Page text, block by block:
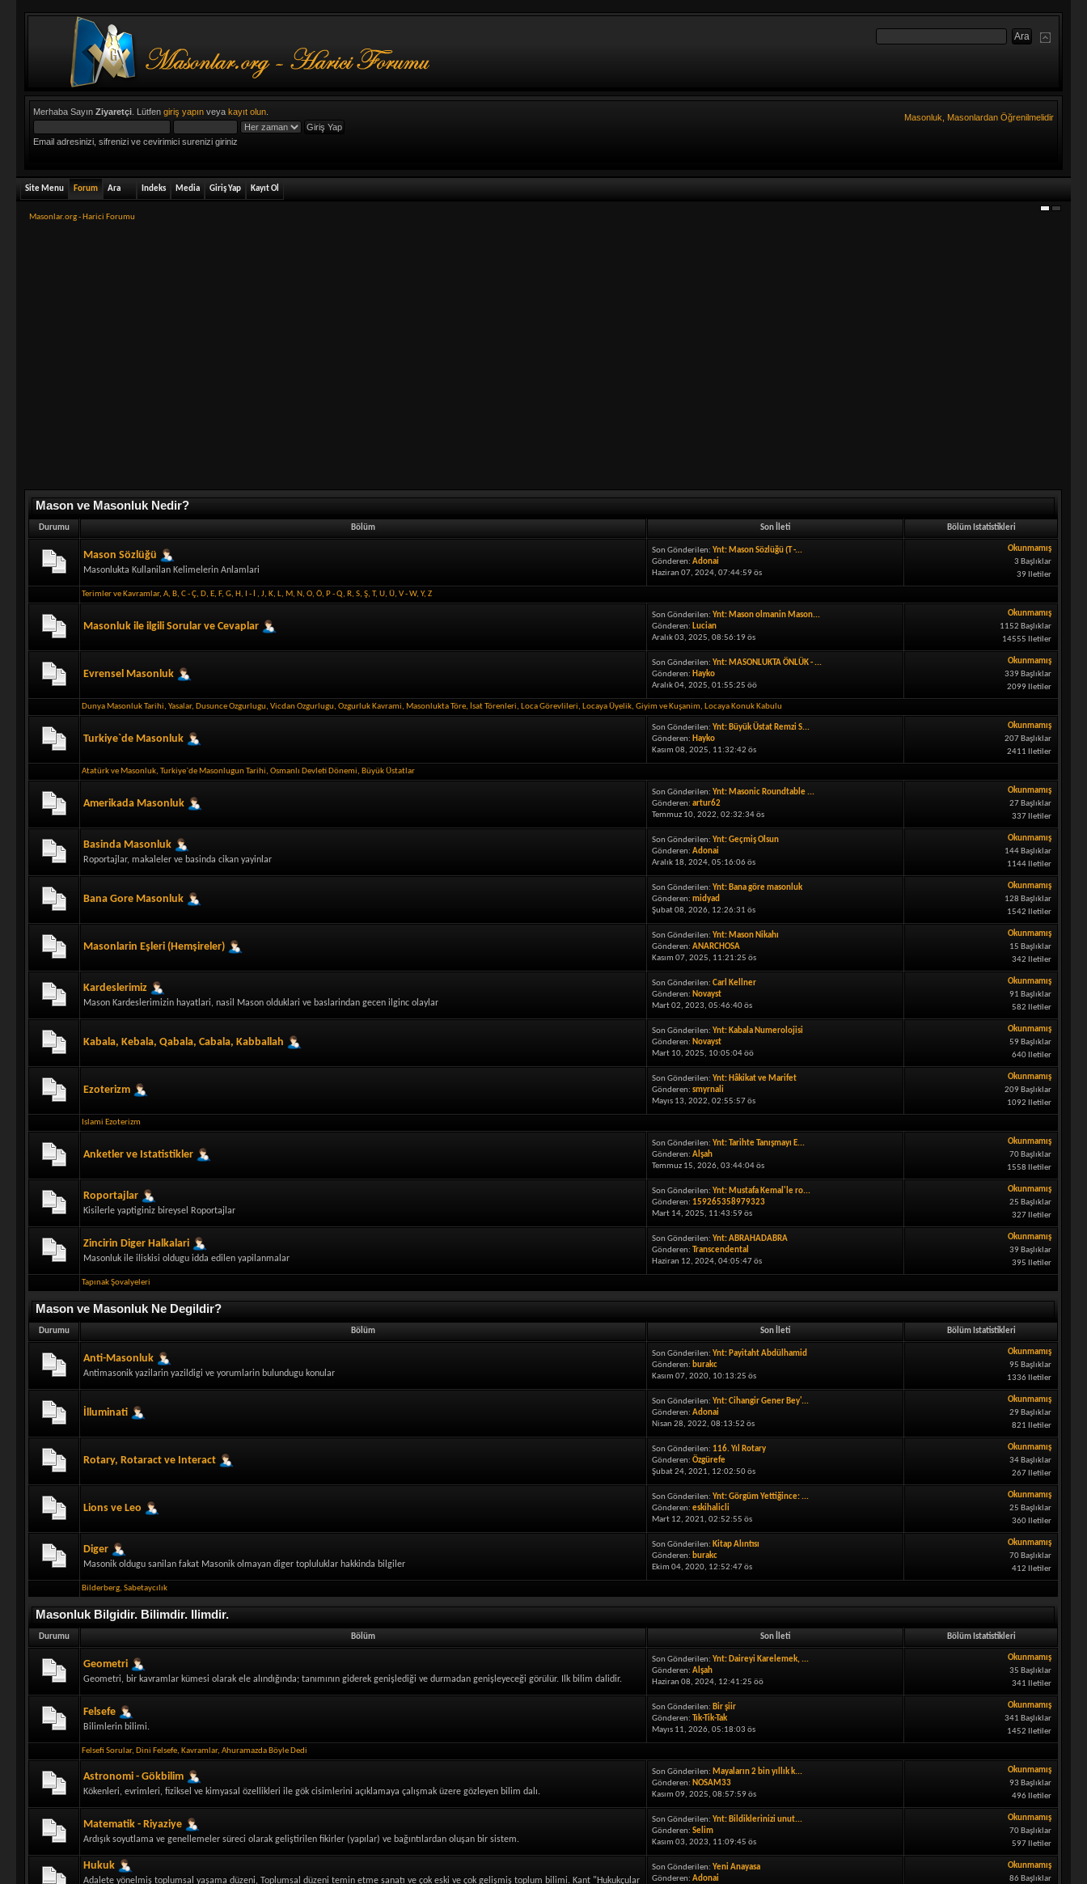
Merhaba SayınZiyaretçi . Lütfengiriş yapın veyakayıt olun
Email adresinizi, sifrenizi ve cevirimici surenizi giriniz
Masonluk, Masonlardan Öğrenilmelidir
Site Menu Forum Ara Indeks Media Giriş Yap Kayıt Ol
Masonlar.org - Harici Forumu
Mason ve Masonluk Nedir?
Durumu Bölüm Son İleti Bölüm Istatistikleri
Mason Sözlüğü
Masonlukta Kullanilan Kelimelerin Anlamlari
Son Gönderilen: Ynt: Mason Sözlüğü (T -...
Gönderen: Adonai
Haziran 07, 2024, 07:44:59 ös
Okunmamış
3 Başlıklar
39 Iletiler
Terimler ve Kavramlar,A, B,C - Ç, D, E, F,G, H , I - İ ,J, K, L, M, N,O,Ö, P - Q, R,S,Ş,T,U,Ü,V - W,Y,Z
Masonluk ile ilgili Sorular ve Cevaplar
Son Gönderilen: Ynt: Mason olmanin Mason...
Gönderen: Lucian
Aralık 03, 2025, 08:56:19 ös
Okunmamış
1152 Başlıklar
14555 Iletiler
Evrensel Masonluk
Son Gönderilen: Ynt: MASONLUKTA ÖNLÜK - ...
Gönderen: Hayko
Aralık 04, 2025, 01:55:25 öö
Okunmamış
339 Başlıklar
2099 Iletiler
Dunya Masonluk Tarihi,Yasalar, Dusunce Ozgurlugu,Vicdan Ozgurlugu,Ozgurluk Kavrami, Masonlukta Töre, İsat Törenleri, Loca Görevlileri, Locaya Üyelik,Giyim ve Kuşanim, Locaya Konuk Kabulu
Turkiye`de Masonluk
Son Gönderilen: Ynt: Büyük Üstat Remzi S...
Gönderen: Hayko
Kasım 08, 2025, 11:32:42 ös
Okunmamış
207 Başlıklar
2411 Iletiler
Atatürk ve Masonluk,Turkiye`de Masonlugun Tarihi,Osmanlı Devleti Dönemi, Büyük Üstatlar
Amerikada Masonluk
Son Gönderilen: Ynt: Masonic Roundtable ...
Gönderen: artur62
Temmuz 10, 2022, 02:32:34 ös
Okunmamış
27 Başlıklar
337 Iletiler
Basinda Masonluk
Roportajlar, makaleler ve basinda cikan yayinlar
Son Gönderilen: Ynt: Geçmiş Olsun
Gönderen: Adonai
Aralık 18, 2024, 05:16:06 ös
Okunmamış
144 Başlıklar
1144 Iletiler
Bana Gore Masonluk
Son Gönderilen: Ynt: Bana göre masonluk
Gönderen: midyad
Şubat 08, 2026, 12:26:31 ös
Okunmamış
128 Başlıklar
1542 Iletiler
Masonlarin Eşleri (Hemşireler)
Son Gönderilen: Ynt: Mason Nikahı
Gönderen: ANARCHOSA
Kasım 07, 2025, 11:21:25 ös
Okunmamış
15 Başlıklar
342 Iletiler
Kardeslerimiz
Mason Kardeslerimizin hayatlari, nasil Mason olduklari ve baslarindan gecen ilginc olaylar
Son Gönderilen: Carl Kellner
Gönderen: Novayst
Mart 02, 2023, 05:46:40 ös
Okunmamış
91 Başlıklar
582 Iletiler
Kabala, Kebala, Qabala, Cabala, Kabballah
Son Gönderilen: Ynt: Kabala Numerolojisi
Gönderen: Novayst
Mart 10, 2025, 10:05:04 öö
Okunmamış
59 Başlıklar
640 Iletiler
Ezoterizm
Son Gönderilen: Ynt: Hâkikat ve Marifet
Gönderen: smyrnali
Mayıs 13, 2022, 02:55:57 ös
Okunmamış
209 Başlıklar
1092 Iletiler
Islami Ezoterizm
Anketler ve Istatistikler
Son Gönderilen: Ynt: Tarihte Tanışmayı E...
Gönderen: Alşah
Temmuz 15, 2026, 03:44:04 ös
Okunmamış
70 Başlıklar
1558 Iletiler
Roportajlar
Kisilerle yaptiginiz bireysel Roportajlar
Son Gönderilen: Ynt: Mustafa Kemal'le ro...
Gönderen: 159265358979323
Mart 14, 2025, 11:43:59 ös
Okunmamış
25 Başlıklar
327 Iletiler
Zincirin Diger Halkalari
Masonluk ile iliskisi oldugu idda edilen yapilanmalar
Son Gönderilen: Ynt: ABRAHADABRA
Gönderen: Transcendental
Haziran 12, 2024, 04:05:47 ös
Okunmamış
39 Başlıklar
395 Iletiler
Tapınak Şovalyeleri
Mason ve Masonluk Ne Degildir?
Durumu Bölüm Son İleti Bölüm Istatistikleri
Anti-Masonluk
Antimasonik yazilarin yazildigi ve yorumlarin bulundugu konular
Son Gönderilen: Ynt: Payitaht Abdülhamid
Gönderen: burakc
Kasım 07, 2020, 10:13:25 ös
Okunmamış
95 Başlıklar
1336 Iletiler
İlluminati
Son Gönderilen: Ynt: Cihangir Gener Bey'...
Gönderen: Adonai
Nisan 28, 2022, 08:13:52 ös
Okunmamış
29 Başlıklar
821 Iletiler
Rotary, Rotaract ve Interact
Son Gönderilen: 116. Yıl Rotary
Gönderen: Özgürefe
Şubat 24, 2021, 12:02:50 ös
Okunmamış
34 Başlıklar
267 Iletiler
Lions ve Leo
Son Gönderilen: Ynt: Görgüm Yettiğince: ...
Gönderen: eskihalicli
Mart 12, 2021, 02:52:55 ös
Okunmamış
25 Başlıklar
360 Iletiler
Diger
Masonik oldugu sanilan fakat Masonik olmayan diger topluluklar hakkinda bilgiler
Son Gönderilen: Kitap Alıntısı
Gönderen: burakc
Ekim 04, 2020, 12:52:47 ös
Okunmamış
70 Başlıklar
412 Iletiler
Bilderberg,Sabetaycılık
Masonluk Bilgidir. Bilimdir. Ilimdir.
Durumu Bölüm Son İleti Bölüm Istatistikleri
Geometri
Geometri, bir kavramlar kümesi olarak ele alındığında; tanımının giderek genişlediği ve durmadan genişleyeceği görülür. Ilk bilim dalidir.
Son Gönderilen: Ynt: Daireyi Karelemek, ...
Gönderen: Alşah
Haziran 08, 2024, 12:41:25 öö
Okunmamış
35 Başlıklar
341 Iletiler
Felsefe
Bilimlerin bilimi.
Son Gönderilen: Bir şiir
Gönderen: Tık-Tik-Tak
Mayıs 11, 2026, 05:18:03 ös
Okunmamış
341 Başlıklar
1452 Iletiler
Felsefi Sorular, Dini Felsefe, Kavramlar,Ahuramazda Böyle Dedi
Astronomi - Gökbilim
Kökenleri, evrimleri, fiziksel ve kimyasal özellikleri ile gök cisimlerini açıklamaya çalışmak üzere gözleyen bilim dalı.
Son Gönderilen: Mayaların 2 bin yıllık k...
Gönderen: NOSAM33
Kasım 09, 2025, 08:57:59 ös
Okunmamış
93 Başlıklar
496 Iletiler
Matematik - Riyaziye
Ardışık soyutlama ve genellemeler süreci olarak geliştirilen fikirler (yapılar) ve bağıntılardan oluşan bir sistem.
Son Gönderilen: Ynt: Bildiklerinizi unut...
Gönderen: Selim
Kasım 03, 2023, 11:09:45 ös
Okunmamış
70 Başlıklar
597 Iletiler
Hukuk
Adalete yönelmiş toplumsal yaşama düzeni, Toplumsal düzeni temin etme sanatı ve çok eski ve çok gelişmiş toplum bilimi. Kant "Hukukçular
Son Gönderilen: Yeni Anayasa
Gönderen: Adonai
Okunmamış
86 Başlıklar